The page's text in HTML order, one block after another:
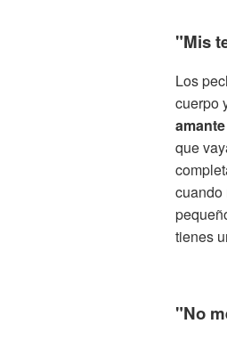
"Mis
Los
cuerpo
que
cuando
tienes
"No